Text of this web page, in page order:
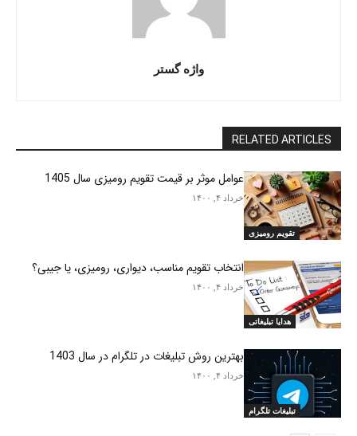
واژه گستر
RELATED ARTICLES
تقویم رومیزی
عوامل موثر بر قیمت تقویم رومیزی سال 1405
خرداد ۴, ۱۴۰۰
هدایا تبلیغاتی
انتخاب تقویم مناسب، دیواری، رومیزی، یا جیبی؟
خرداد ۴, ۱۴۰۰
تبلیغات تلگرام
بهترین روش تبلیغات در تلگرام در سال 1403
خرداد ۴, ۱۴۰۰